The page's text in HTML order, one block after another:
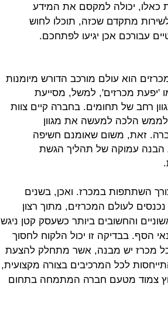
כאלו, יכולה למקסם את המידע
מתקדם שכזה, תוכלו לחוש
הוא עולם מורכב הדורש מיומנות
'יפעת מכרזים', למשל, מסייעת
רחב של תחומים. בחברה קיים צוות
לממש הלכה למעשה את מגוון
זאת, משום שאומנם חשיפה
הבנה עמוקה של תהליך הגשת
השתתפות במכרז. ואכן, בשנים
נכנסים לעולם המכרזים, מתוך רצון
והחשובים ביותר כשעסק קטן ניגש
הסף. בבדיקה זו יכול הלקוח לחסוך
מכרז יש מבנה, אשר מתחלק להצעת
לכל המרכיבים בצורה מקצועית,
צמוד מטעם חברה המתמחה בתחום